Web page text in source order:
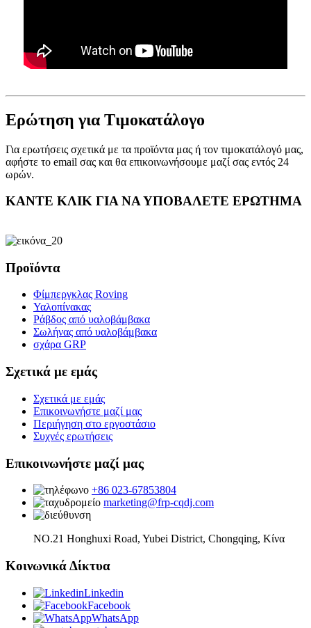
Ερώτηση για Τιμοκατάλογο
Για ερωτήσεις σχετικά με τα προϊόντα μας ή τον τιμοκατάλογό μας,
αφήστε το email σας και θα επικοινωνήσουμε μαζί σας εντός 24
ωρών.
ΚΑΝΤΕ ΚΛΙΚ ΓΙΑ ΝΑ ΥΠΟΒΑΛΕΤΕ ΕΡΩΤΗΜΑ
Προϊόντα
Φίμπεργκλας Roving
Υαλοπίνακας
Ράβδος από υαλοβάμβακα
Σωλήνας από υαλοβάμβακα
σχάρα GRP
Σχετικά με εμάς
Σχετικά με εμάς
Επικοινωνήστε μαζί μας
Περιήγηση στο εργοστάσιο
Συχνές ερωτήσεις
Επικοινωνήστε μαζί μας
+86 023-67853804
marketing@frp-cqdj.com
NO.21 Honghuxi Road, Yubei District, Chongqing, Κίνα
Κοινωνικά Δίκτυα
Linkedin
Facebook
WhatsApp